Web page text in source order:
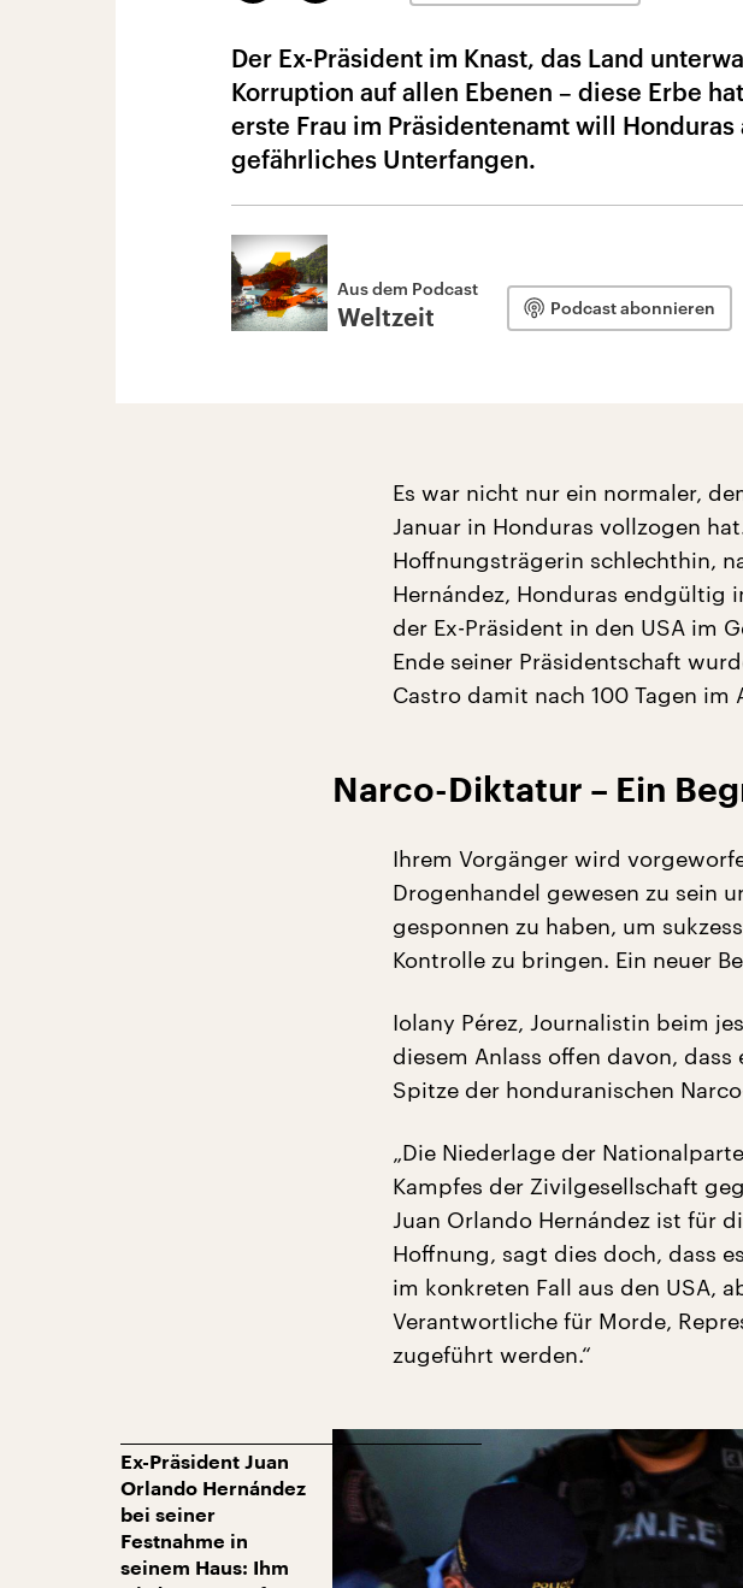
Der Ex-Präsident im Knast, das Land
Korruption auf allen Ebenen – diese Erbe
erste Frau im Präsidentenamt will
gefährliches Unterfangen.
Aus dem Podcast
Weltzeit Podcast abonnieren
Es war nicht nur ein normaler,
Januar in Honduras vollzogen
Hoffnungsträgerin schlechthin,
Hernández, Honduras endgültig
der Ex-Präsident in den USA im
Ende seiner Präsidentschaft
Castro damit nach 100 Tagen im
Narco-Diktatur – Ein
Ihrem Vorgänger wird
Drogenhandel gewesen zu sein
gesponnen zu haben, um
Kontrolle zu bringen. Ein neuer
Iolany Pérez, Journalistin beim
diesem Anlass offen davon,
Spitze der honduranischen
„Die Niederlage der
Kampfes der Zivilgesellschaft
Juan Orlando Hernández ist für
Hoffnung, sagt dies doch, dass
im konkreten Fall aus den USA,
Verantwortliche für Morde,
zugeführt werden.“
Ex-Präsident Juan
Orlando Hernández
bei seiner
Festnahme in
seinem Haus: Ihm